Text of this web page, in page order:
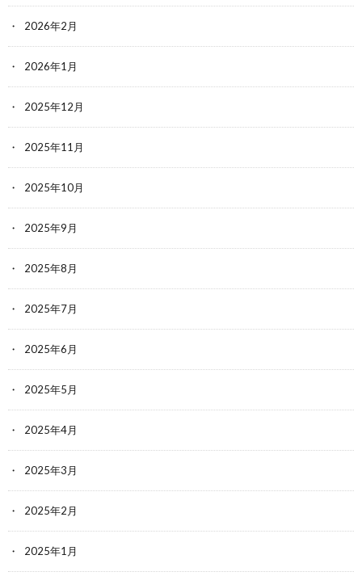
2026年2月
2026年1月
2025年12月
2025年11月
2025年10月
2025年9月
2025年8月
2025年7月
2025年6月
2025年5月
2025年4月
2025年3月
2025年2月
2025年1月